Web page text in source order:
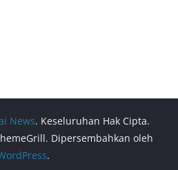
News. Keseluruhan Hak Cipta.
Dipersembahkan oleh
.